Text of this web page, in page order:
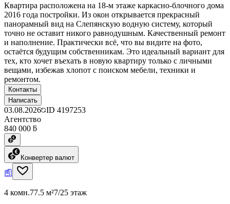
Квартира расположена на 18-м этаже каркасно-блочного дома
2016 года постройки. Из окон открывается прекрасный
панорамный вид на Слепянскую водную систему, который
точно не оставит никого равнодушным. Качественный ремонт
и наполнение. Практически всё, что вы видите на фото,
остаётся будущим собственникам. Это идеальный вариант для
тех, кто хочет въехать в новую квартиру только с личными
вещами, избежав хлопот с поиском мебели, техники и
ремонтом.
Контакты
Написать
03.08.2026 ID 4197253
Агентство
840 000 ƃ
Конвертер валют
4 комн.77.5 м²7/25 этаж